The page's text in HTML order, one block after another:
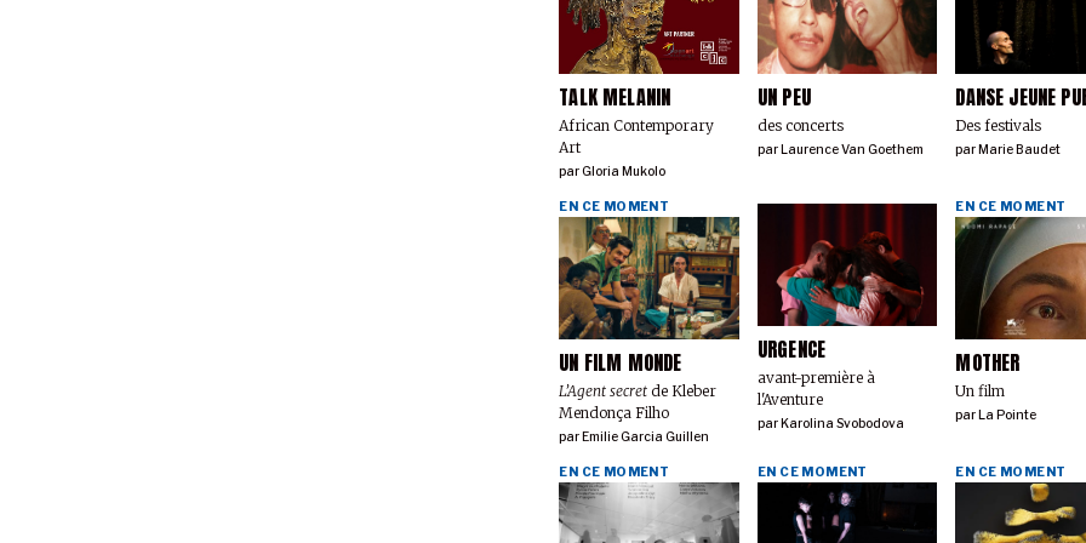
TALK MELANIN
African Contemporary
Art
parGloria Mukolo
UN PEU
des concerts
par Laurence Van Goethem
DANSE JEUNE
Des festivals
par Marie Baudet
UN FILM MONDE
L’Agent secret de Kleber
Mendonça Filho
EN CE MOMENT
parEmilie Garcia Guillen
URGENCE
avant-première à
l'Aventure
parKarolina Svobodova
MOTHER
Un film
EN CE MOMENT
parLa Pointe
EN CE MOMENT EN CE MOMENT EN CE MOMENT